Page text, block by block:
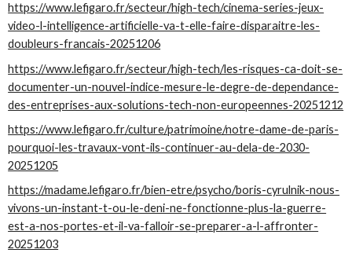
https://www.lefigaro.fr/secteur/high-tech/cinema-series-jeux-
video-l-intelligence-artificielle-va-t-elle-faire-disparaitre-les-
doubleurs-francais-20251206
https://www.lefigaro.fr/secteur/high-tech/les-risques-ca-doit-se-
documenter-un-nouvel-indice-mesure-le-degre-de-dependance-
des-entreprises-aux-solutions-tech-non-europeennes-20251212
https://www.lefigaro.fr/culture/patrimoine/notre-dame-de-paris-
pourquoi-les-travaux-vont-ils-continuer-au-dela-de-2030-
20251205
https://madame.lefigaro.fr/bien-etre/psycho/boris-cyrulnik-nous-
vivons-un-instant-t-ou-le-deni-ne-fonctionne-plus-la-guerre-
est-a-nos-portes-et-il-va-falloir-se-preparer-a-l-affronter-
20251203